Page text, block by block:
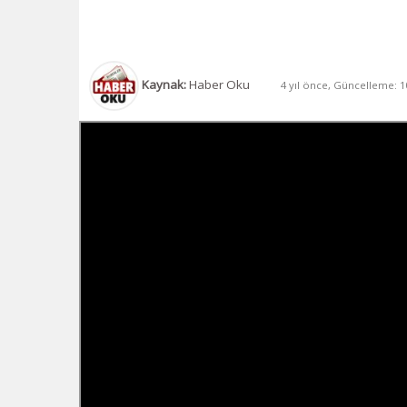
Kaynak:Haber Oku 4 yıl önce, Güncelleme: